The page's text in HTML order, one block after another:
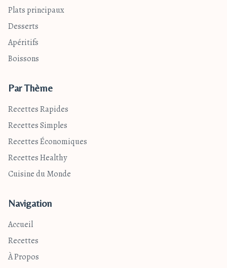
Plats principaux
Desserts
Apéritifs
Boissons
Par Thème
Recettes Rapides
Recettes Simples
Recettes Économiques
Recettes Healthy
Cuisine du Monde
Navigation
Accueil
Recettes
À Propos